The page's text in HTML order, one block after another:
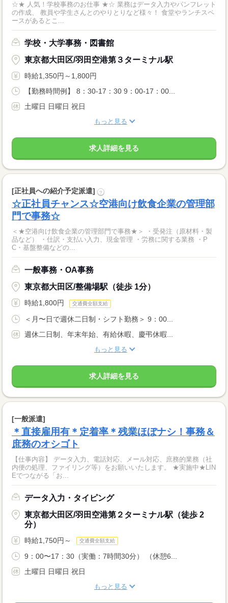
☆★ 人気！学校事務のお仕事 ★☆ 業務はデータ入力やパンフレット
の作成、 教員や学生さんとのやりとりなど様々！ 食堂やランチスペ
ースがあるとこ...
学校・大学事務・図書館
東京都大田区/羽田空港第３ターミナル駅
時給1,350円～1,800円
【勤務時間例】 8：30-17：30 9：00-17：00...
土曜日 日曜日 祝日
もっと見る
求人詳細を見る
[正社員への紹介予定派遣] ?
☆正社員チャンス☆空港向け飲食企業の管理部
門で事務☆
＜★空港向け飲食企業の管理部門で事務★＞ ・受発注（原材料・製
品など） ・仕訳・支払い入力、現金管理 ・労務に関する業務 ・P
C・基盤整備などの...
一般事務・OA事務
東京都大田区/整備場駅（徒歩 1分）
時給1,800円 交通費全額支給
＜月〜日で週休二日制・シフト勤務＞ 9：00...
週休二日制、年末年始、有給休暇、慶弔休暇...
もっと見る
求人詳細を見る
[一般派遣]
＊直接雇用有＊定着率＊残業ほぼナシ！事務＆
庶務のオシゴト
【仕事内容】 データ入力、電話対応、メール対応、庶務的業務（社
内便の処理、ファイリング等）をお願いいたします。 ★実施中★LIN
Eでつながる「お...
データ入力・タイピング
東京都大田区/羽田空港第２ターミナル駅（徒歩 2
分）
時給1,750円～ 交通費全額支給
9：00〜17：30（実働：7時間30分） （休憩6...
土曜日 日曜日 祝日
もっと見る